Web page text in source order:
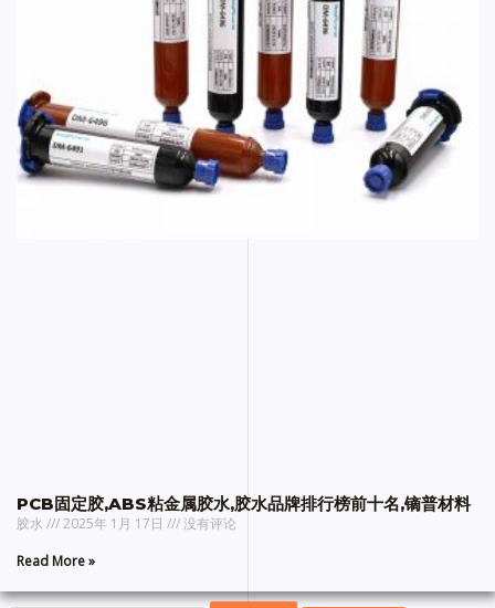
PCB固定胶,ABS粘金属胶水,胶水品牌排行榜前十名,镝普材料
胶水 2025年 1月 17日
没有评论
Read More »